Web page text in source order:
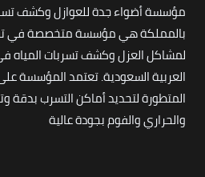
مؤسسة أضواء جدة للعوازل وكشف
بالمملكة هي مؤسسة متخصصة في
لمشاكل العزل وكشف تسربات المياه
العربية السعودية. تعتمد المؤسسة
المتطورة لتحديد أماكن التسرب بدقة
والحراري والفوم بجودة عالية